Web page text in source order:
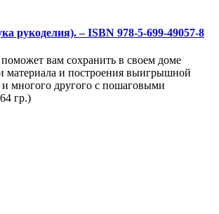
рукоделия). – ISBN 978-5-699-49057-8
вам сохранить в своем доме
материала и построения выигрышной
и многого другого с пошаговыми
гр.)